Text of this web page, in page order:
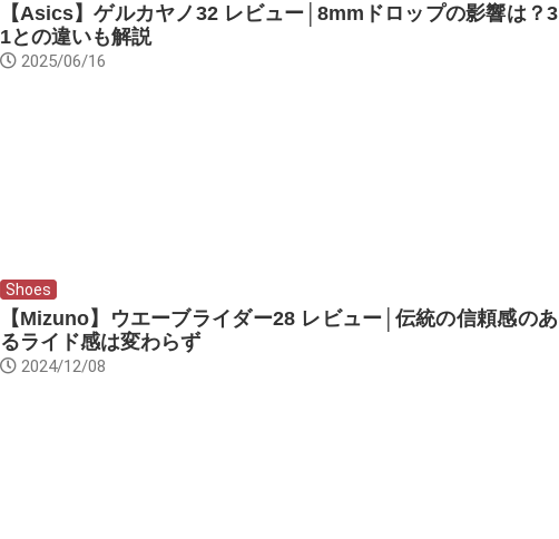
【Asics】ゲルカヤノ32 レビュー│8mmドロップの影響は？3
1との違いも解説
2025/06/16
Shoes
【Mizuno】ウエーブライダー28 レビュー│伝統の信頼感のあ
るライド感は変わらず
2024/12/08